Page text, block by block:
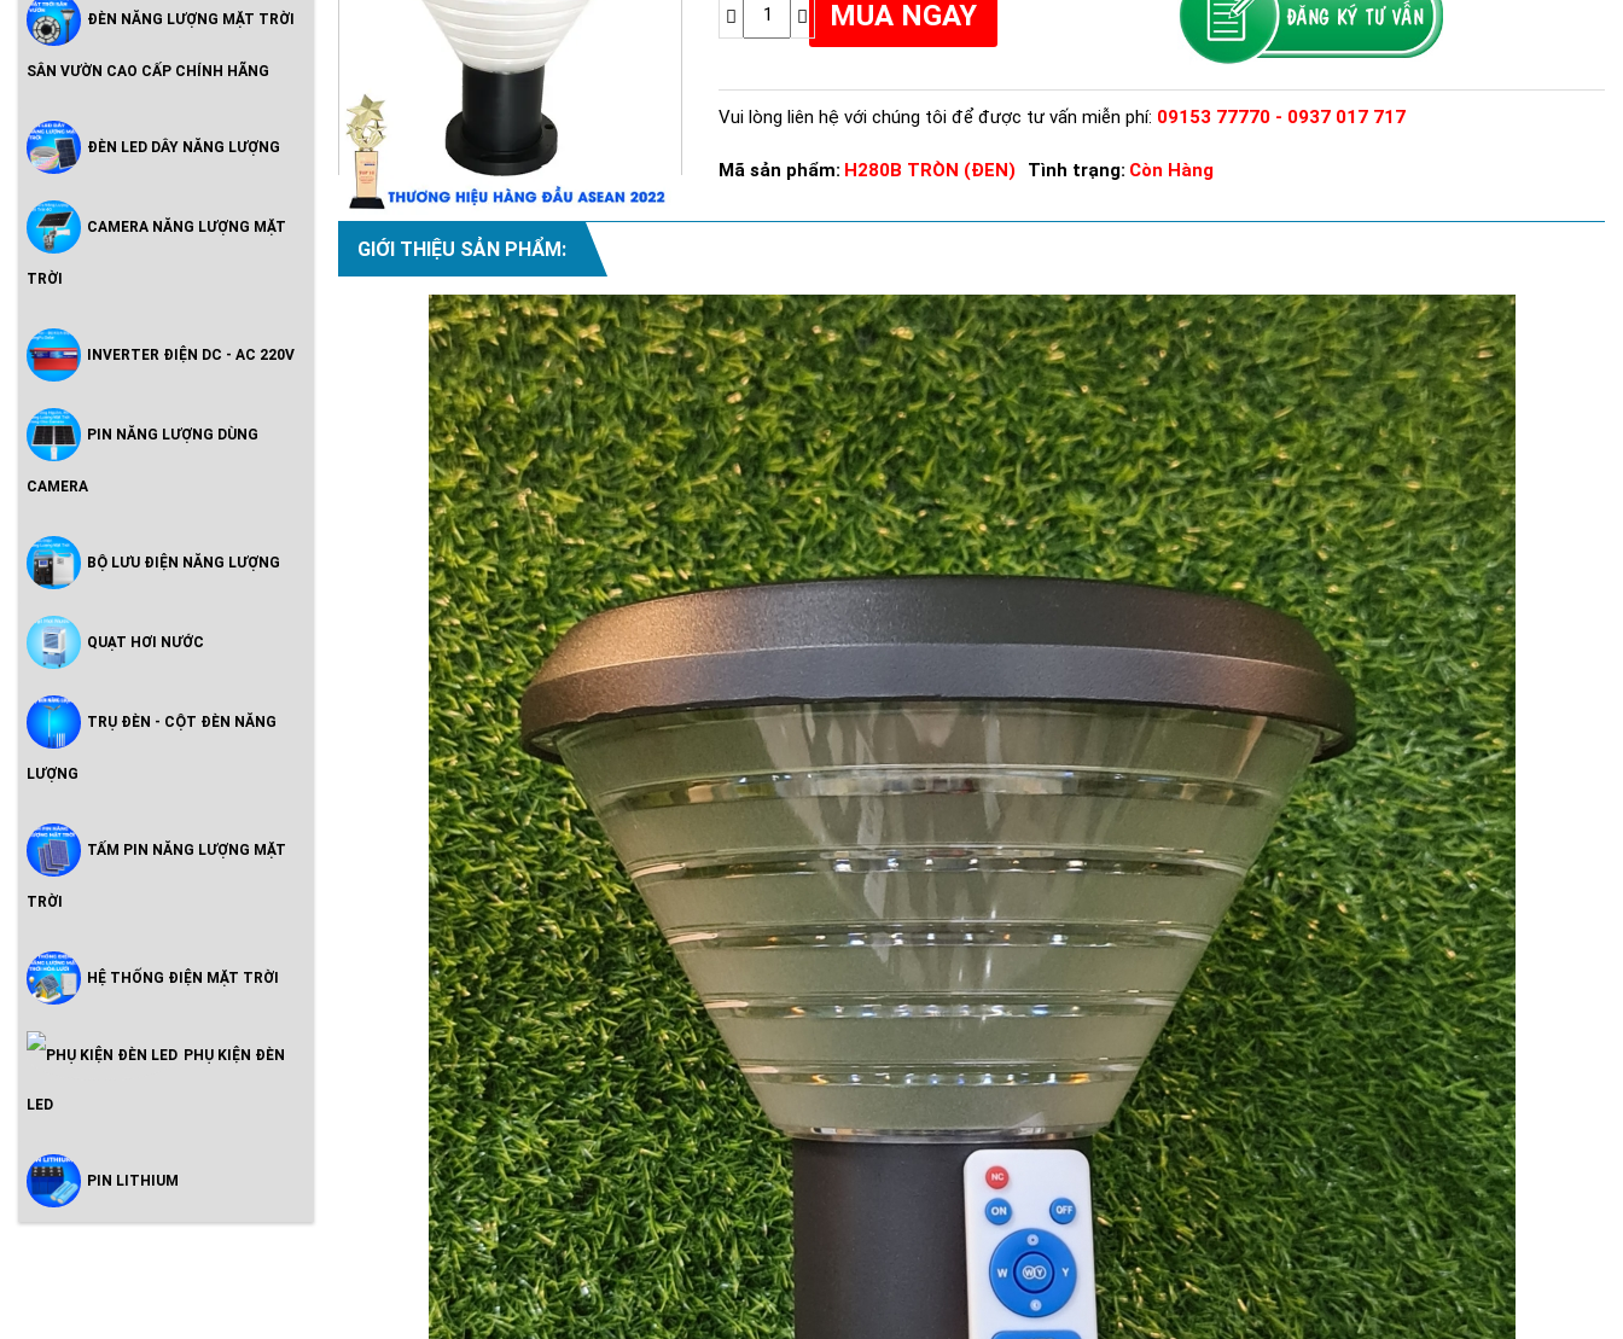
Vườn Cao Cấp Chính Hãng
Hoàng Quốc Bảo - Độ Sáng Cao,
ĐÈN NĂNG LƯỢNG MẶT TRỜI
SÂN VƯỜN CAO CẤP CHÍNH HÃNG
ĐÈN LED DÂY NĂNG LƯỢNG
CAMERA NĂNG LƯỢNG MẶT
TRỜI
INVERTER ĐIỆN DC - AC 220V
PIN NĂNG LƯỢNG DÙNG
CAMERA
BỘ LƯU ĐIỆN NĂNG LƯỢNG
QUẠT HƠI NƯỚC
TRỤ ĐÈN - CỘT ĐÈN NĂNG
LƯỢNG
TẤM PIN NĂNG LƯỢNG MẶT
TRỜI
HỆ THỐNG ĐIỆN MẶT TRỜI
Inveter Hòa Lưới Có Lưu Trữ -
PHỤ KIỆN ĐÈN
LED
PIN LITHIUM
Vui lòng liên hệ với chúng tôi để được tư vấn miễn phí: 09153 77770 - 0937 017 717
Mã sản phẩm: H280B TRÒN (ĐEN) Tình trạng: Còn Hàng
GIỚI THIỆU SẢN PHẨM: